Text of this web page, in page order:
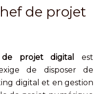
de projet
projet digital
est
de disposer de
digital et en gestion